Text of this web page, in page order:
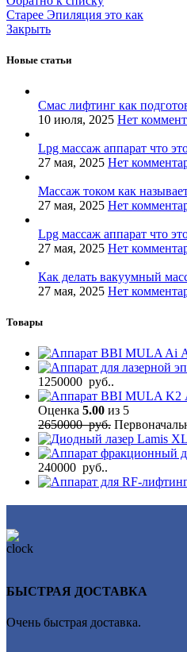
Старее Эпиляция это как
Закрыть
Новые статьи
Смас лифтинг как
10 июля, 2025 Нет
Lpg массаж аппарат что
27 мая, 2025 Нет
Массаж током как
27 мая, 2025 Нет
Lpg массаж аппарат что
27 мая, 2025 Нет
Как делать вакуумный
27 мая, 2025 Нет
Товары
1250000 руб..
Оценка 5.00 из 5
2650000руб.
240000 руб..
БЫСТРАЯ ДОСТАВКА
Очень быстрая доставка.